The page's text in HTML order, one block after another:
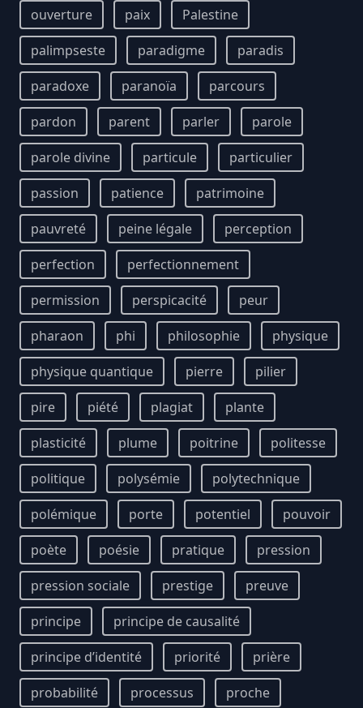
ouverture
paix
Palestine
palimpseste
paradigme
paradis
paradoxe
paranoïa
parcours
pardon
parent parler
parole
parole divine
particule
particulier
passion
patience
patrimoine
pauvreté
peine légale
perception
perfection
perfectionnement
permission
perspicacité
peur
pharaon
phi philosophie
physique
physique quantique
pierre
pilier
pire
piété plagiat
plante
plasticité
plume poitrine
politesse
politique
polysémie
polytechnique
polémique
porte potentiel
pouvoir
poète
poésie pratique
pression
pression sociale
prestige
preuve
principe
principe de causalité
principe d’identité
priorité
prière
probabilité
processus
proche